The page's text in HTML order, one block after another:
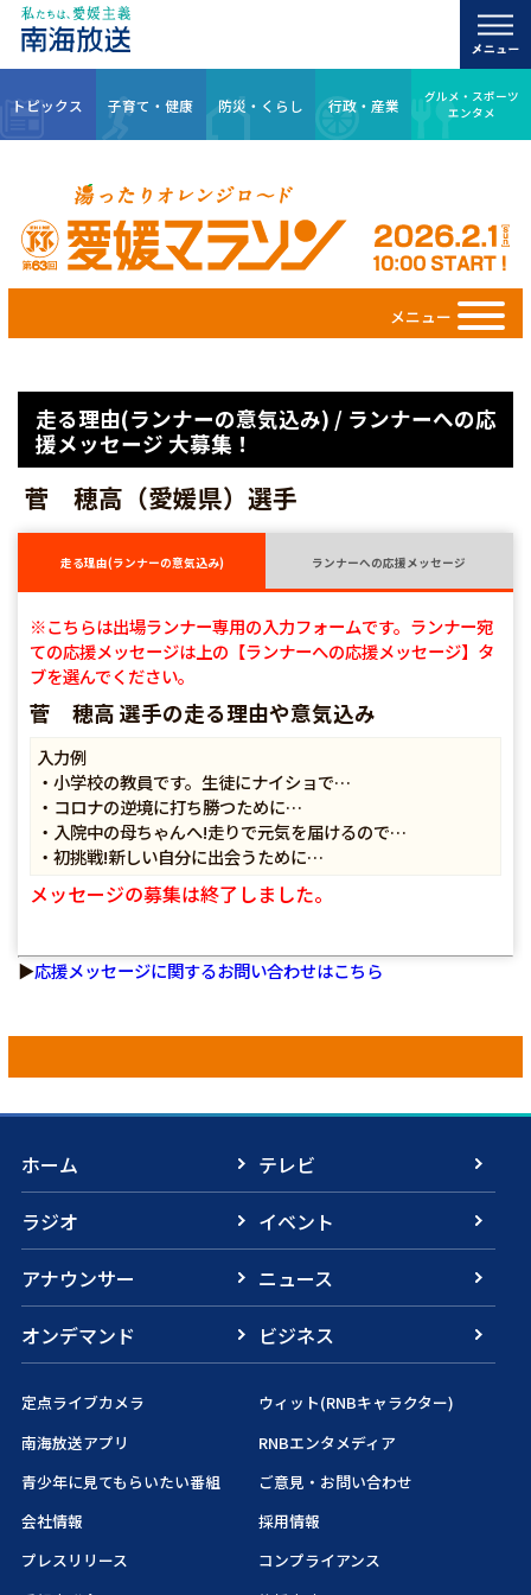
トピックス 子育て・健康 防災・くらし 行政・産業
グルメ・スポーツ
エンタメ
メニュー
走る理由(ランナーの意気込み) / ランナーへの応
援メッセージ 大募集！
菅 穂高（愛媛県）選手
走る理由(ランナーの意気込み) ランナーへの応援メッセージ
※こちらは出場ランナー専用の入力フォームです。ランナー宛
ての応援メッセージは上の【ランナーへの応援メッセージ】タ
ブを選んでください。
菅 穂高 選手の走る理由や意気込み
入力例
・小学校の教員です。生徒にナイショで…
・コロナの逆境に打ち勝つために…
・入院中の母ちゃんへ!走りで元気を届けるので…
・初挑戦!新しい自分に出会うために…
メッセージの募集は終了しました。
▶応援メッセージに関するお問い合わせはこちら
ホーム
テレビ
ラジオ
イベント
アナウンサー
ニュース
オンデマンド
ビジネス
定点ライブカメラ
ウィット(RNBキャラクター)
南海放送アプリ
RNBエンタメディア
青少年に見てもらいたい番組
ご意見・お問い合わせ
会社情報
採用情報
プレスリリース
コンプライアンス